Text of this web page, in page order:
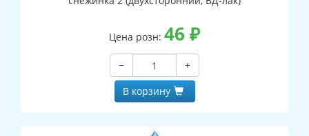
Цена розн: 46 ₽
−
+
В корзину